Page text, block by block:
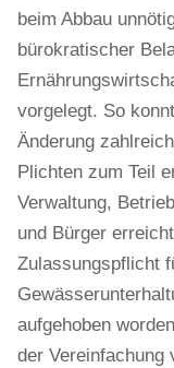
beim Abbau
bürokratischer
vorgelegt. So
Änderung
Plichten zum Teil
Verwaltung,
und Bürger
Zulassungspflicht
aufgehoben
der Vereinfachung